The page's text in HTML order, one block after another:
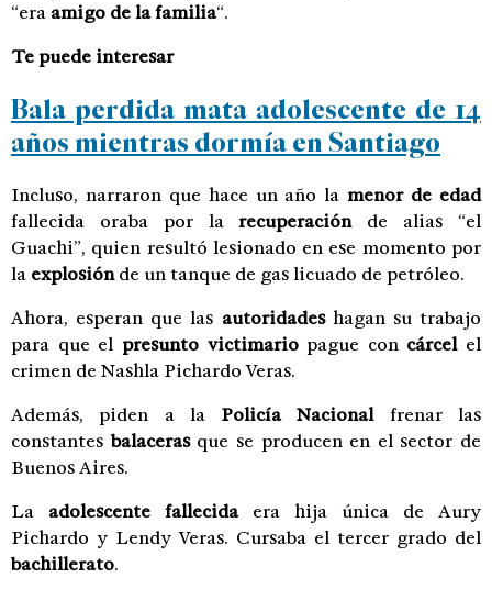
“era amigo de la familia“.
Te puede interesar
Bala perdida mata adolescente de 14
años mientras dormía en Santiago
Incluso, narraron que hace un año lamenor de edad
fallecida oraba por larecuperaciónde alias “el
Guachi”, quien resultó lesionado en ese momento por
la explosiónde un tanque de gas licuado de petróleo.
Ahora, esperan que las autoridadeshagan su trabajo
para que el presunto victimariopague con cárcelel
crimen de Nashla Pichardo Veras.
Además, piden a la Policía Nacionalfrenar las
constantes balacerasque se producen en el sector de
Buenos Aires.
La adolescente fallecidaera hija única de Aury
Pichardo y Lendy Veras. Cursaba el tercer grado del
bachillerato.